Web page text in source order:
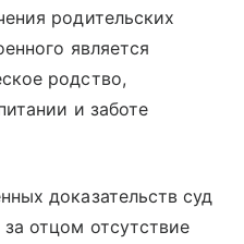
родительских
является
родство,
и заботе
доказательств суд
отцом отсутствие